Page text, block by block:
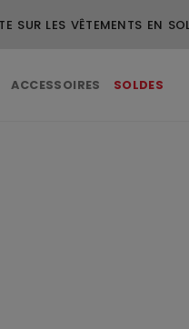
DE 99 $ ET PLUS
ACCESSOIRES SOLDES